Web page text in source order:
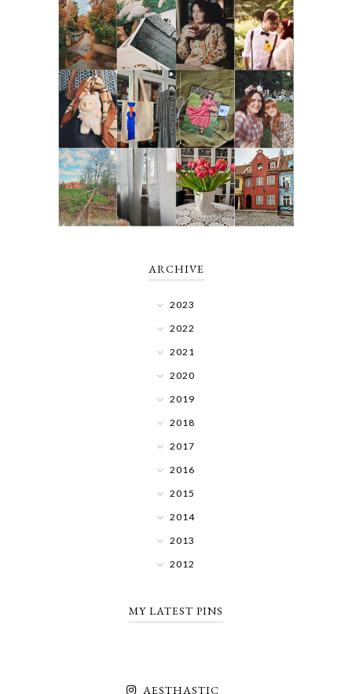
ARCHIVE
2023
2022
2021
2020
2019
2018
2017
2016
2015
2014
2013
2012
MY LATEST PINS
_AESTHASTIC_